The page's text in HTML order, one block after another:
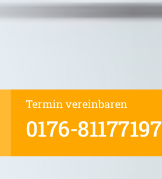
Termin vereinbaren
0176-81177197